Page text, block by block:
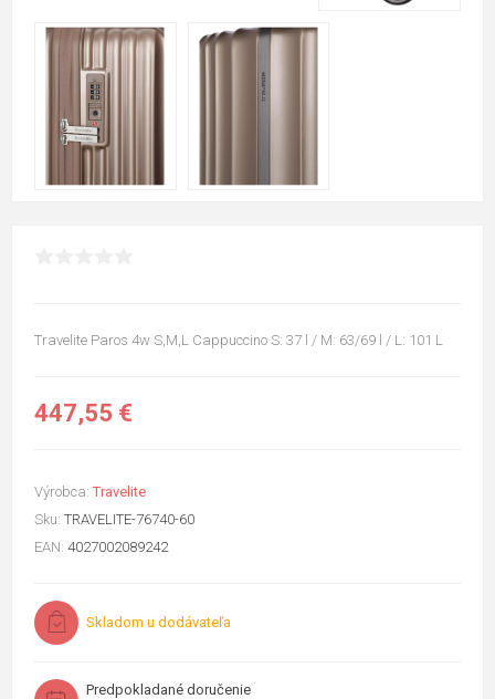
Travelite Paros 4w S,M,L Cappuccino S: 37 l / M: 63/69 l / L: 101 L
447,55 €
Výrobca: Travelite
Sku: TRAVELITE-76740-60
EAN: 4027002089242
Skladom u dodávateľa
Predpokladané doručenie